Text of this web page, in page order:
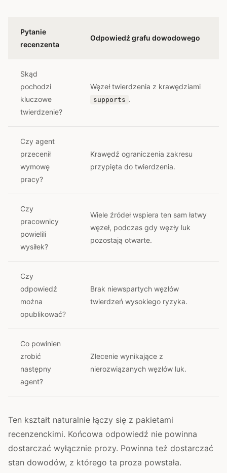
Pytanie
recenzenta
Odpowiedź grafu dowodowego
Skąd
pochodzi
kluczowe
twierdzenie?
Węzeł twierdzenia z krawędziami
supports .
Czy agent
przecenił
wymowę
pracy?
Krawędź ograniczenia zakresu
przypięta do twierdzenia.
Czy
pracownicy
powielili
wysiłek?
Wiele źródeł wspiera ten sam łatwy
węzeł, podczas gdy węzły luk
pozostają otwarte.
Czy
odpowiedź
można
opublikować?
Brak niewspartych węzłów
twierdzeń wysokiego ryzyka.
Co powinien
zrobić
następny
agent?
Zlecenie wynikające z
nierozwiązanych węzłów luk.
Ten kształt naturalnie łączy się z pakietami
recenzenckimi. Końcowa odpowiedź nie powinna
dostarczać wyłącznie prozy. Powinna też dostarczać
stan dowodów, z którego ta proza powstała.